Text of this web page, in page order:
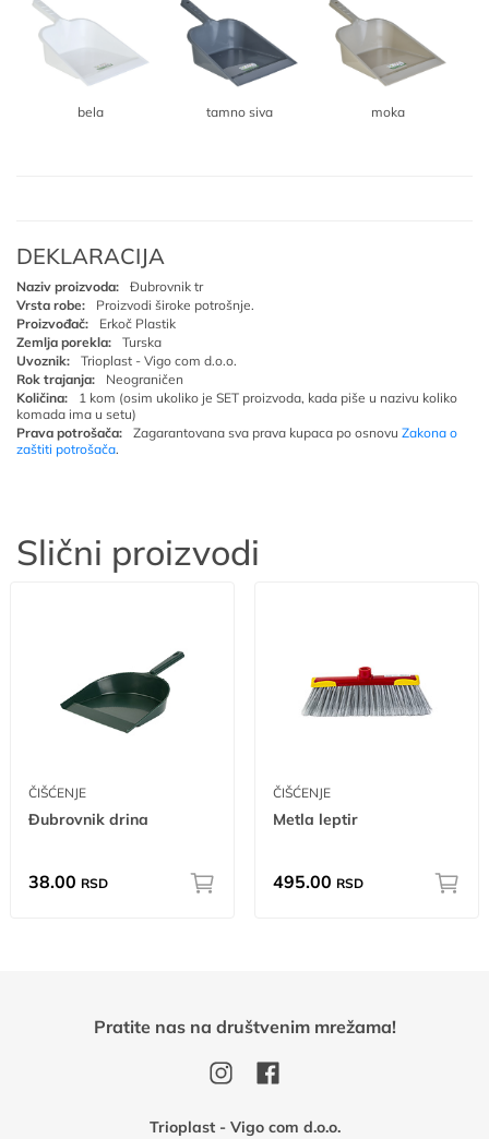
bela tamno siva moka
DEKLARACIJA
Naziv proizvoda:
Đubrovnik tr
Vrsta robe:
Proizvodi široke potrošnje.
Proizvođač:
Erkoč Plastik
Zemlja porekla:
Turska
Uvoznik:
Trioplast - Vigo com d.o.o.
Rok trajanja:
Neograničen
Količina:
1 kom (osim ukoliko je SET proizvoda, kada piše u nazivu koliko
komada ima u setu)
Prava potrošača:
Zagarantovana sva prava kupaca po osnovu Zakona o
zaštiti potrošača.
Slični proizvodi
ČIŠĆENJE
Đubrovnik drina
38.00 RSD
ČIŠĆENJE
Metla leptir
495.00 RSD
Trioplast - Vigo com d.o.o.
Pratite nas na društvenim mrežama!